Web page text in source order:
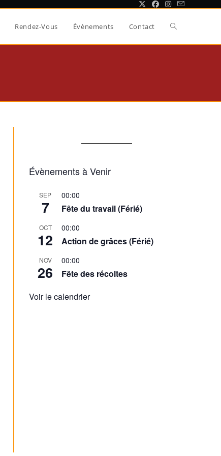
Rendez-Vous Évènements Contact Toggle
Évènements à Venir
SEP
7
00:00
Fête du travail (Férié)
OCT
12
00:00
Action de grâces (Férié)
NOV
26
00:00
Fête des récoltes
Voir le calendrier